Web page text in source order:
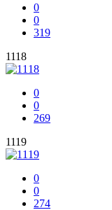
0
0
319
1118
0
0
269
1119
0
0
274